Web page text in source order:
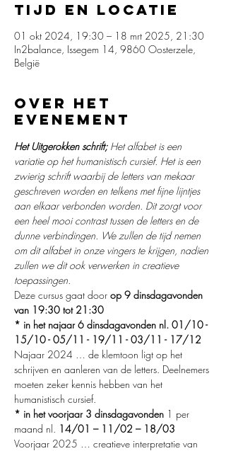
Tijd en locatie
01 okt 2024, 19:30 – 18 mrt 2025, 21:30
In2balance, Issegem 14, 9860 Oosterzele,
België
Over het
evenement
Het Uitgerokken schrift; Het alfabet is een
variatie op het humanistisch cursief. Het is een
zwierig schrift waarbij de letters van mekaar
geschreven worden en telkens met fijne lijntjes
aan elkaar verbonden worden. Dit zorgt voor
een heel mooi contrast tussen de letters en de
dunne verbindingen. We zullen de tijd nemen
om dit alfabet in onze vingers te krijgen, nadien
zullen we dit ook verwerken in creatieve
toepassingen.
Deze cursus gaat door op 9 dinsdagavonden
van 19:30 tot 21:30
* in het najaar 6 dinsdagavonden nl. 01/10 -
15/10 - 05/11 - 19/11 - 03/11 - 17/12
Najaar 2024 … de klemtoon ligt op het
schrijven en aanleren van de letters. Deelnemers
moeten zeker kennis hebben van het
humanistisch cursief.
* in het voorjaar 3 dinsdagavonden 1 per
maand nl. 14/01 – 11/02 – 18/03
Voorjaar 2025 … creatieve interpretatie van